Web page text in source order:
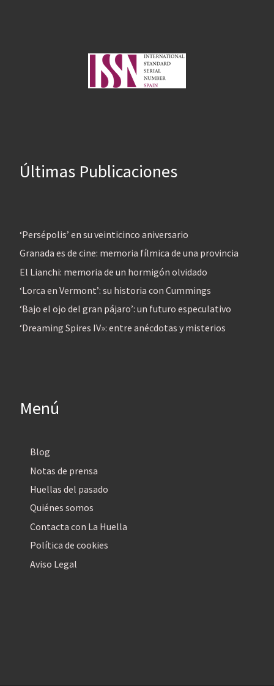
Últimas Publicaciones
‘Persépolis’ en su veinticinco aniversario
Granada es de cine: memoria fílmica de una provincia
El Lianchi: memoria de un hormigón olvidado
‘Lorca en Vermont’: su historia con Cummings
‘Bajo el ojo del gran pájaro’: un futuro especulativo
‘Dreaming Spires IV»: entre anécdotas y misterios
Menú
Blog
Notas de prensa
Huellas del pasado
Quiénes somos
Contacta con La Huella
Política de cookies
Aviso Legal